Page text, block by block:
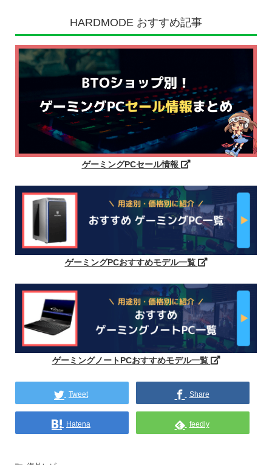
HARDMODE おすすめ記事
ゲーミングPCセール情報
ゲーミングPCおすすめモデル一覧
ゲーミングノートPCおすすめモデル一覧
Tweet Share
Hatena feedly